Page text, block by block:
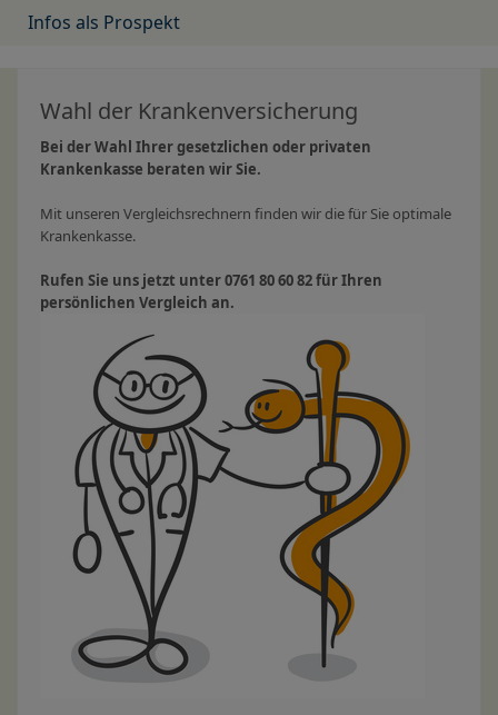
Infos als Prospekt
Wahl der Krankenversicherung
Bei der Wahl Ihrer gesetzlichen oder privaten
Krankenkasse beraten wir Sie.
Mit unseren Vergleichsrechnern finden wir die für Sie optimale
Krankenkasse.
Rufen Sie uns jetzt unter 0761 80 60 82 für Ihren
persönlichen Vergleich an.